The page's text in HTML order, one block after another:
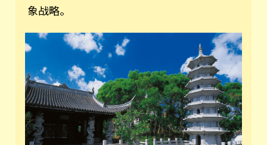
象战略。